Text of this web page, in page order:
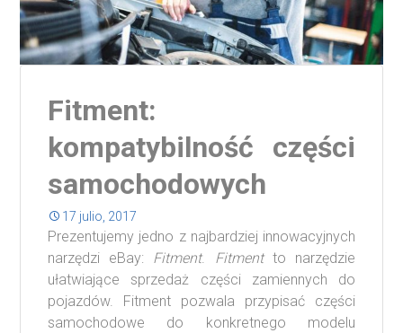
Fitment:
kompatybilność części
samochodowych
17 julio, 2017
Prezentujemy jedno z najbardziej innowacyjnych
narzędzi eBay: Fitment. Fitmentto narzędzie
ułatwiające sprzedaż części zamiennych do
pojazdów. Fitment pozwala przypisać części
samochodowe do konkretnego modelu